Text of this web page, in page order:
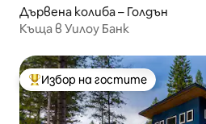
Дървена колиба – Голдън
Къща в Уилоу Банк
Най-популярен избор на
Избор на гостите